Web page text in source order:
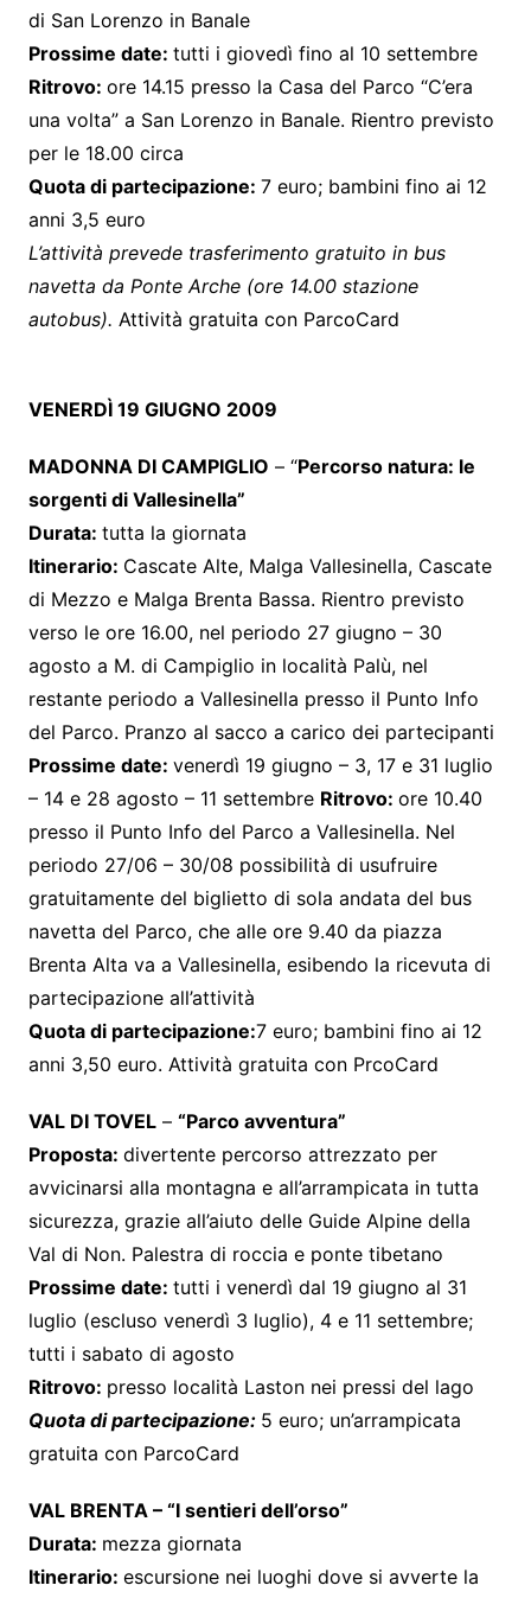
di San Lorenzo in Banale
Prossime date: tutti i giovedì fino al 10 settembre
Ritrovo: ore 14.15 presso la Casa del Parco “C’era
una volta” a San Lorenzo in Banale. Rientro previsto
per le 18.00 circa
Quota di partecipazione: 7 euro; bambini fino ai 12
anni 3,5 euro
L’attività prevede trasferimento gratuito in bus
navetta da Ponte Arche (ore 14.00 stazione
autobus). Attività gratuita con ParcoCard
VENERDÌ 19 GIUGNO 2009
MADONNA DI CAMPIGLIO – “Percorso natura: le
sorgenti di Vallesinella”
Durata: tutta la giornata
Itinerario: Cascate Alte, Malga Vallesinella, Cascate
di Mezzo e Malga Brenta Bassa. Rientro previsto
verso le ore 16.00, nel periodo 27 giugno – 30
agosto a M. di Campiglio in località Palù, nel
restante periodo a Vallesinella presso il Punto Info
del Parco. Pranzo al sacco a carico dei partecipanti
Prossime date: venerdì 19 giugno – 3, 17 e 31 luglio
– 14 e 28 agosto – 11 settembre Ritrovo: ore 10.40
presso il Punto Info del Parco a Vallesinella. Nel
periodo 27/06 – 30/08 possibilità di usufruire
gratuitamente del biglietto di sola andata del bus
navetta del Parco, che alle ore 9.40 da piazza
Brenta Alta va a Vallesinella, esibendo la ricevuta di
partecipazione all’attività
Quota di partecipazione:7 euro; bambini fino ai 12
anni 3,50 euro. Attività gratuita con PrcoCard
VAL DI TOVEL– “Parco avventura”
Proposta: divertente percorso attrezzato per
avvicinarsi alla montagna e all’arrampicata in tutta
sicurezza, grazie all’aiuto delle Guide Alpine della
Val di Non. Palestra di roccia e ponte tibetano
Prossime date: tutti i venerdì dal 19 giugno al 31
luglio (escluso venerdì 3 luglio), 4 e 11 settembre;
tutti i sabato di agosto
Ritrovo: presso località Laston nei pressi del lago
Quota di partecipazione: 5 euro; un’arrampicata
gratuita con ParcoCard
VAL BRENTA – “I sentieri dell’orso”
Durata: mezza giornata
Itinerario: escursione nei luoghi dove si avverte la